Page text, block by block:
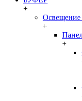
+
Освещение
+
+